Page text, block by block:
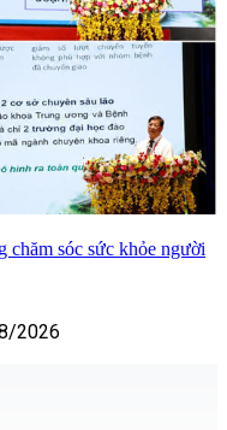
chăm sóc sức khỏe người
2026